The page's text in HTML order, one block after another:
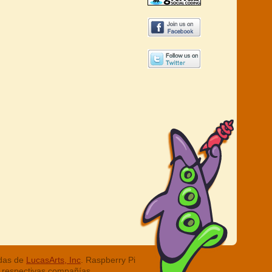
de LucasArts, Inc . Raspberry Pi